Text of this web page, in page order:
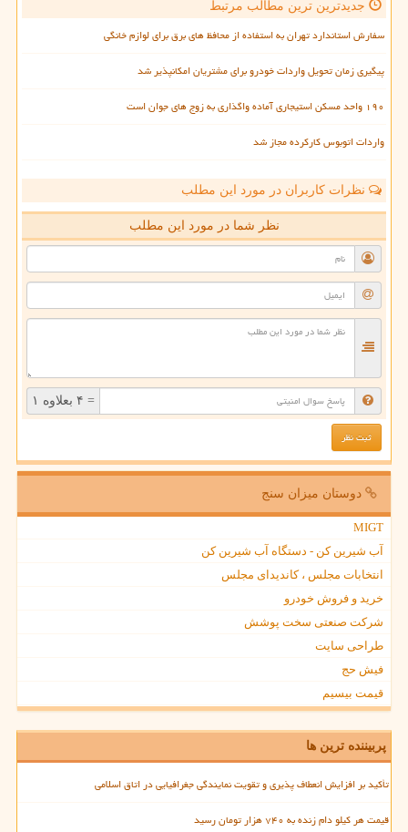
جدیدترین ترین مطالب مرتبط
سفارش استاندارد تهران به استفاده از محافظ های برق برای لوازم خانگی
پیگیری زمان تحویل واردات خودرو برای مشتریان امکانپذیر شد
۱۹۰ واحد مسکن استیجاری آماده واگذاری به زوج های جوان است
واردات اتوبوس کارکرده مجاز شد
نظرات کاربران در مورد این مطلب
نظر شما در مورد این مطلب
= ۴ بعلاوه ۱
دوستان میزان سنج
MIGT
آب شیرین کن - دستگاه آب شیرین کن
انتخابات مجلس ، کاندیدای مجلس
خرید و فروش خودرو
شرکت صنعتی سخت پوشش
طراحی سایت
فیش حج
قیمت بیسیم
پربیننده ترین ها
تأکید بر افزایش انعطاف پذیری و تقویت نمایندگی جغرافیایی در اتاق اسلامی
قیمت هر کیلو دام زنده به ۷۴۰ هزار تومان رسید